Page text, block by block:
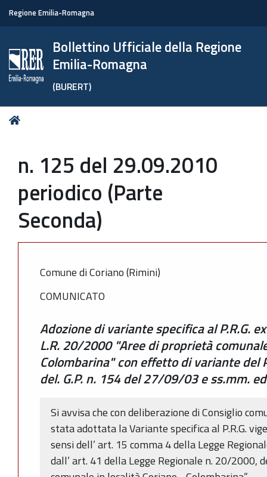
Regione Emilia-Romagna
Bollettino Ufficiale della Regione
Emilia-Romagna
(BURERT)
Tu
n. 125 del 29.09.2010
periodico (Parte
Seconda)
Comune di Coriano (Rimini)
COMUNICATO
Adozione di variante specifica al P.R.G.
L.R. 20/2000 "Aree di proprietà
Colombarina" con effetto di variante del
del. G.P. n. 154 del 27/09/03 e ss.mm.
Si avvisa che con deliberazione di Consiglio
stata adottata la Variante specifica al P.R.G.
sensi dell’ art. 15 comma 4 della Legge
dall’ art. 41 della Legge Regionale n. 20/2000,